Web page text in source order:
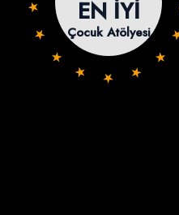
EN İYİ
Çocuk Atölyesi